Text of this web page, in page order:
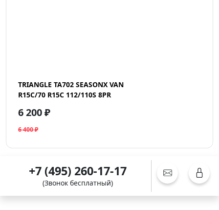
TRIANGLE TA702 SEASONX VAN
R15C/70 R15C 112/110S 8PR
6 200 ₽
6 400 ₽
+7 (495) 260-17-17
(Звонок бесплатный)